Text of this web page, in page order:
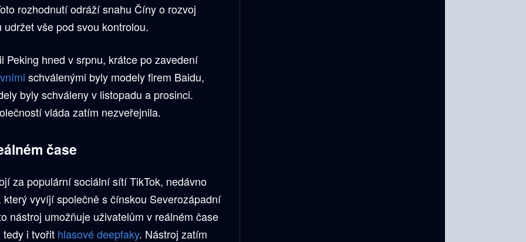
rozhodnutí odráží snahu Číny o rozvoj
vše pod svou kontrolou.
Peking hned v srpnu, krátce po zavedení
schválenými byly modely firem Baidu,
byly schváleny v listopadu a prosinci.
vláda zatím nezveřejnila.
čase
za populární sociální sítí TikTok, nedávno
vyvíjí společně s čínskou Severozápadní
nástroj umožňuje uživatelům v reálném čase
i tvořit hlasové deepfaky. Nástroj zatím